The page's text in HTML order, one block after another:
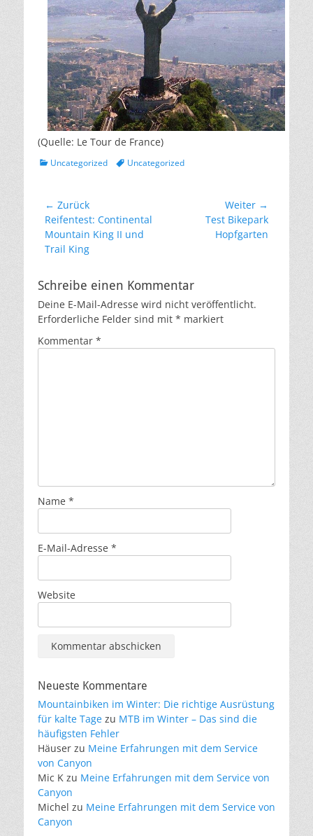
(Quelle: Le Tour de France)
Kategorien
Uncategorized Schlagworte
Uncategorized
Beitragsnavigation
← Zurück
Vorheriger
Beitrag:
Reifentest: Continental
Mountain King II und
Trail King
Weiter →
Test Bikepark
Hopfgarten
Schreibe einen Kommentar
Deine E-Mail-Adresse wird nicht veröffentlicht.
Erforderliche Felder sind mit * markiert
Kommentar *
Name *
E-Mail-Adresse *
Website
Neueste Kommentare
Mountainbiken im Winter: Die richtige Ausrüstung
für kalte Tage zu MTB im Winter – Das sind die
häufigsten Fehler
Häuser zu Meine Erfahrungen mit dem Service
von Canyon
Mic K zu Meine Erfahrungen mit dem Service von
Canyon
Michel zu Meine Erfahrungen mit dem Service von
Canyon